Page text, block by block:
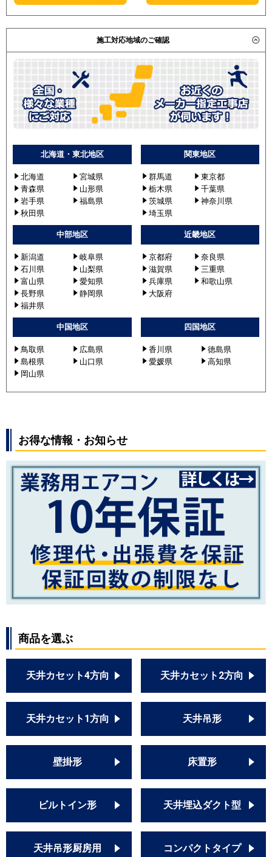
施工対応地域のご確認
北海道・東北地区
北海道
宮城県
青森県
山形県
岩手県
福島県
秋田県
関東地区
群馬道
東京都
栃木県
千葉県
茨城県
神奈川県
埼玉県
中部地区
新潟道
岐阜県
石川県
山梨県
富山県
愛知県
長野県
静岡県
福井県
近畿地区
京都府
奈良県
滋賀県
三重県
兵庫県
和歌山県
大阪府
中国地区
鳥取県
広島県
島根県
山口県
岡山県
四国地区
香川県
徳島県
愛媛県
高知県
お得な情報・お知らせ
商品を選ぶ
天井カセット4方向 天井カセット2方向
天井カセット1方向 天井吊形
壁掛形 床置形
ビルトイン形 天井埋込ダクト型
天井吊形厨房用 コンパクトタイプ